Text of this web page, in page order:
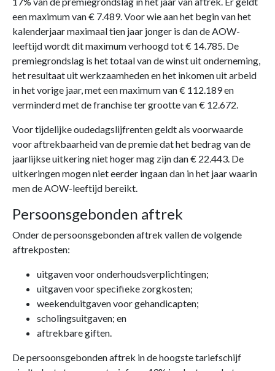
een maximum van € 7.489. Voor wie aan het begin van het
kalenderjaar maximaal tien jaar jonger is dan de AOW-
leeftijd wordt dit maximum verhoogd tot € 14.785. De
premiegrondslag is het totaal van de winst uit onderneming,
het resultaat uit werkzaamheden en het inkomen uit arbeid
in het vorige jaar, met een maximum van € 112.189 en
verminderd met de franchise ter grootte van € 12.672.
Voor tijdelijke oudedagslijfrenten geldt als voorwaarde
voor aftrekbaarheid van de premie dat het bedrag van de
jaarlijkse uitkering niet hoger mag zijn dan € 22.443. De
uitkeringen mogen niet eerder ingaan dan in het jaar waarin
men de AOW-leeftijd bereikt.
Persoonsgebonden aftrek
Onder de persoonsgebonden aftrek vallen de volgende
aftrekposten:
uitgaven voor onderhoudsverplichtingen;
uitgaven voor specifieke zorgkosten;
weekenduitgaven voor gehandicapten;
scholingsuitgaven; en
aftrekbare giften.
De persoonsgebonden aftrek in de hoogste tariefschijf